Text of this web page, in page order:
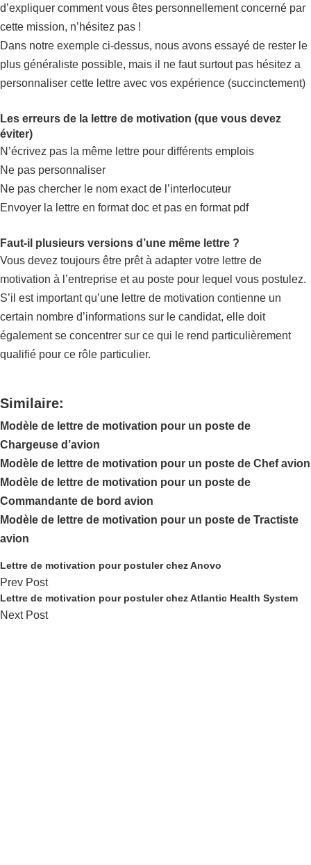
d’expliquer comment vous êtes personnellement concerné par
cette mission, n’hésitez pas !
Dans notre exemple ci-dessus, nous avons essayé de rester le
plus généraliste possible, mais il ne faut surtout pas hésitez a
personnaliser cette lettre avec vos expérience (succinctement)
Les erreurs de la lettre de motivation (que vous devez
éviter)
N’écrivez pas la même lettre pour différents emplois
Ne pas personnaliser
Ne pas chercher le nom exact de l’interlocuteur
Envoyer la lettre en format doc et pas en format pdf
Faut-il plusieurs versions d’une même lettre ?
Vous devez toujours être prêt à adapter votre lettre de
motivation à l’entreprise et au poste pour lequel vous postulez.
S’il est important qu’une lettre de motivation contienne un
certain nombre d’informations sur le candidat, elle doit
également se concentrer sur ce qui le rend particulièrement
qualifié pour ce rôle particulier.
Similaire:
Modèle de lettre de motivation pour un poste de
Chargeuse d’avion
Modèle de lettre de motivation pour un poste de Chef avion
Modèle de lettre de motivation pour un poste de
Commandante de bord avion
Modèle de lettre de motivation pour un poste de Tractiste
avion
Lettre de motivation pour postuler chez Anovo
Prev Post
Lettre de motivation pour postuler chez Atlantic Health System
Next Post